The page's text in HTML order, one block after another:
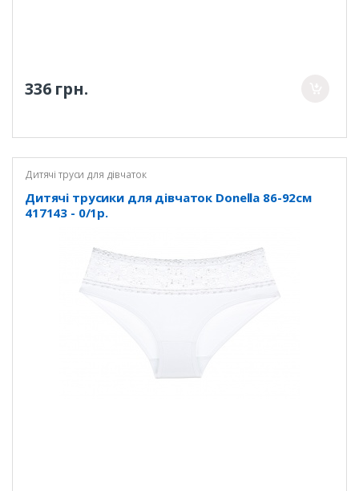
336 грн.
Дитячі труси для дівчаток
Дитячі трусики для дівчаток Donella 86-92см
417143 - 0/1р.